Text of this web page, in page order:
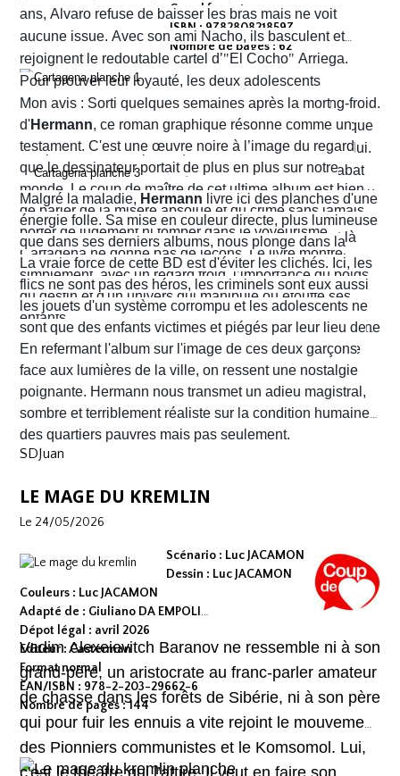
Grand format
ISBN : 9782808218597
Nombre de pages : 62
ans, Alvaro refuse de baisser les bras mais ne voit
aucune issue. Avec son ami Nacho, ils basculent et
rejoignent le redoutable cartel d’"El Cocho" Arriega.
Pour prouver leur loyauté, les deux adolescents
reçoivent l'ordre d'exécuter des prisonniers de sang-froid.
Alvaro hésite, tremble mais en proie à une peur panique
finit par obéir. Cela provoque aussitôt un déclic chez lui.
Dans un sursaut de survie, il retourne son arme et abat
l’un des chefs du gang local qui n’est autre que le neveu
d’Arriega. Devenus des hommes à abattre, Alvaro et
Nacho s'enfuient vers la frontière américaine. C’est là
qu’ils vont croiser, Félix Garzon, un flic quadragénaire
fatigué qui les regarde courir…
Mon avis : Sorti quelques semaines après la mort
d'Hermann, ce roman graphique résonne comme un
testament. C'est une œuvre noire à l’image du regard
que le dessinateur portait de plus en plus sur notre
monde. Le coup de maître de cet ultime album est bien
de parler de la misère absolue et du crime sans jamais
porter de jugement ni tomber dans le voyeurisme.
Cartagena ne donne pas de leçons. Le livre montre
simplement, avec un regard froid, l’importance du poids
du destin et d'un univers qui manipule ou étouffe ses
enfants.
Malgré la maladie, Hermann livre ici des planches d'une
énergie folle. Sa mise en couleur directe, plus lumineuse
que dans ses derniers albums, nous plonge dans la
poussière et la sueur comme lui seul savait les
transmettre. On y retrouve ses fameux visages fatigués
aux mâchoires carrées portant en eux toute la détresse
ou la noirceur du monde. Le scénario d' Yves H. est d'une
fluidité exemplaire. On est emporté dans une aventure
mêlant road trip étouffant, récit existentiel et course
contre la montre où chaque case souligne l'urgence de
survivre.
La vraie force de cette BD est d'éviter les clichés. Ici, les
flics ne sont pas des héros, les criminels sont eux aussi
les jouets d'un système corrompu et les adolescents ne
sont que des enfants victimes et piégés par leur lieu de
naissance.
En refermant l'album sur l'image de ces deux garçons
face aux lumières de la ville, on ressent une nostalgie
poignante. Hermann nous transmet un adieu magistral,
sombre et terriblement réaliste sur la condition humaine
des quartiers pauvres mais pas seulement.
SDJuan
LE MAGE DU KREMLIN
Le 24/05/2026
Scénario : Luc JACAMON
Dessin : Luc JACAMON
Couleurs : Luc JACAMON
Adapté de : Giuliano DA EMPOLI
Dépot légal : avril 2026
Editeur : Casterman
Format normal
EAN/ISBN : 978-2-203-29662-6
Nombre de pages : 144
Vadim Alexeievitch Baranov ne ressemble ni à son
grand-père, un aristocrate au franc-parler amateur
de chasse dans les forêts de Sibérie, ni à son père
qui pour fuir les ennuis a vite rejoint le mouvement
des Pionniers communistes et le Komsomol. Lui,
c'est le théâtre qui l’attire. Il veut en faire son